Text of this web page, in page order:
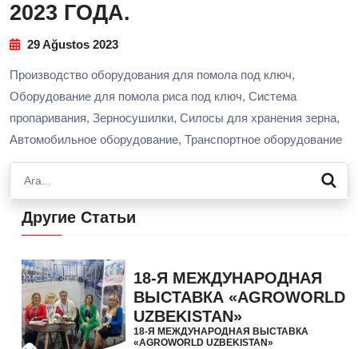
2023 ГОДА.
29 Ağustos 2023
Производство оборудования для помола под ключ,
Оборудование для помола риса под ключ, Система
пропаривания, Зерносушилки, Силосы для хранения зерна,
Автомобильное оборудование, Транспортное оборудование
Другие Статьи
18-Я МЕЖДУНАРОДНАЯ
ВЫСТАВКА «AGROWORLD
UZBEKISTAN»
18-Я МЕЖДУНАРОДНАЯ ВЫСТАВКА
«AGROWORLD UZBEKISTAN»